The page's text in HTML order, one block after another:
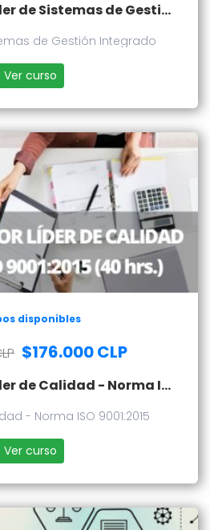
Curso Auditor Líder de Sistemas de Gestión Integrado
de Gestión Integrado
Ver curso
disponibles
$176.000 CLP
Curso Auditor Líder de Calidad - Norma ISO 9001:2015
- Norma ISO 9001:2015
Ver curso